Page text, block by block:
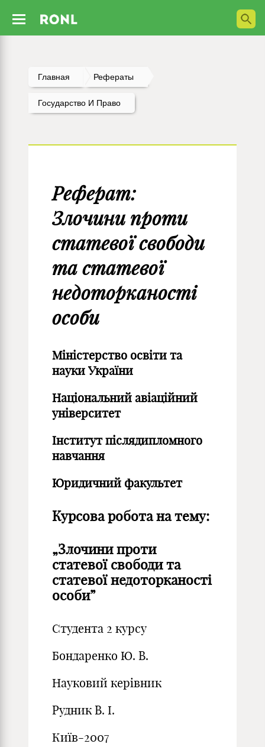
Главная Рефераты
Государство И Право
Реферат:
Злочини проти
статевої свободи
та статевої
недоторканості
особи
Міністерство освіти та
науки України
Національний авіаційний
університет
Інститут післядипломного
навчання
Юридичний факультет
Курсова робота на тему:
„Злочини проти
статевої свободи та
статевої недоторканості
особи”
Студента 2 курсу
Бондаренко Ю. В.
Науковий керівник
Рудник В. І.
Київ-2007